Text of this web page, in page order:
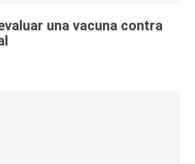
una vacuna contra